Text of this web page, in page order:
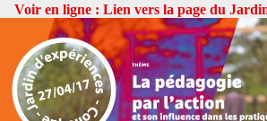
Voir en ligne : Lien vers la page du